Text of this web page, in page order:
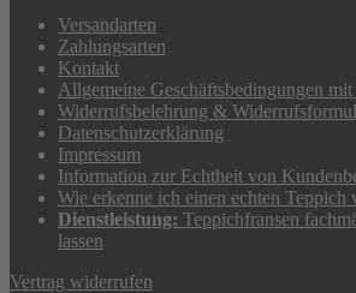
Versandarten
Zahlungsarten
Kontakt
Allgemeine Geschäftsbedingungen
Widerrufsbelehrung &
Datenschutzerklärung
Impressum
Information zur Echtheit von
Wie erkenne ich einen echten Teppich
Dienstleistung: Teppichfransen
lassen
Vertrag widerrufen